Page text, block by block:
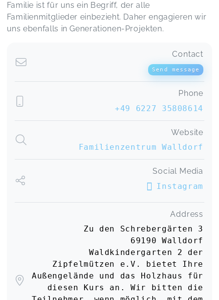
Familie ist für uns ein Begriff, der alle
Familienmitglieder einbezieht. Daher engagieren wir
uns ebenfalls in Generationen-Projekten.
Contact
Send message
Phone
+49 6227 35808614
Website
Familienzentrum Walldorf
Social Media
Instagram
Address
Zu den Schrebergärten 3
69190 Walldorf
Waldkindergarten 2 der
Zipfelmützen e.V. bietet Ihre
Außengelände und das Holzhaus für
diesen Kurs an. Wir bitten die